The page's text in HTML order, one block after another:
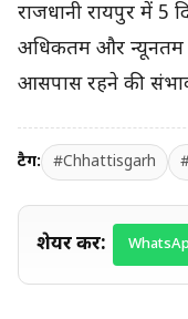
राजधानी रायपुर में 5
अधिकतम और न्यूनतम
आसपास रहने की
टैग: #Chhattisgarh
शेयर करें: